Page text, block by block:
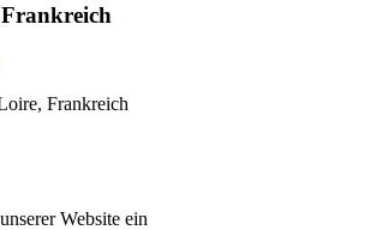
Frankreich
Website ein